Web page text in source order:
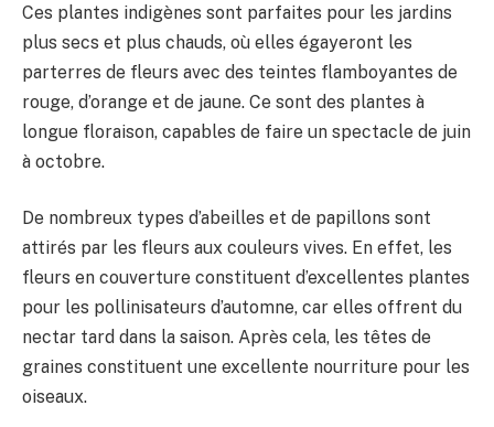
Ces plantes indigènes sont parfaites pour les jardins
plus secs et plus chauds, où elles égayeront les
parterres de fleurs avec des teintes flamboyantes de
rouge, d’orange et de jaune. Ce sont des plantes à
longue floraison, capables de faire un spectacle de juin
à octobre.
De nombreux types d’abeilles et de papillons sont
attirés par les fleurs aux couleurs vives. En effet, les
fleurs en couverture constituent d’excellentes plantes
pour les pollinisateurs d’automne, car elles offrent du
nectar tard dans la saison. Après cela, les têtes de
graines constituent une excellente nourriture pour les
oiseaux.